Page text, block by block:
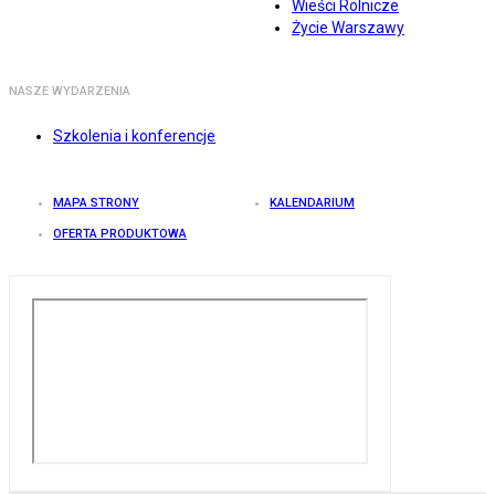
Wieści Rolnicze
Życie Warszawy
NASZE WYDARZENIA
Szkolenia i konferencje
MAPA STRONY KALENDARIUM
OFERTA PRODUKTOWA